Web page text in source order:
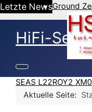
Letzte NewsGround
SEAS L22ROY2
HiFi-
Aktuelle Seite: